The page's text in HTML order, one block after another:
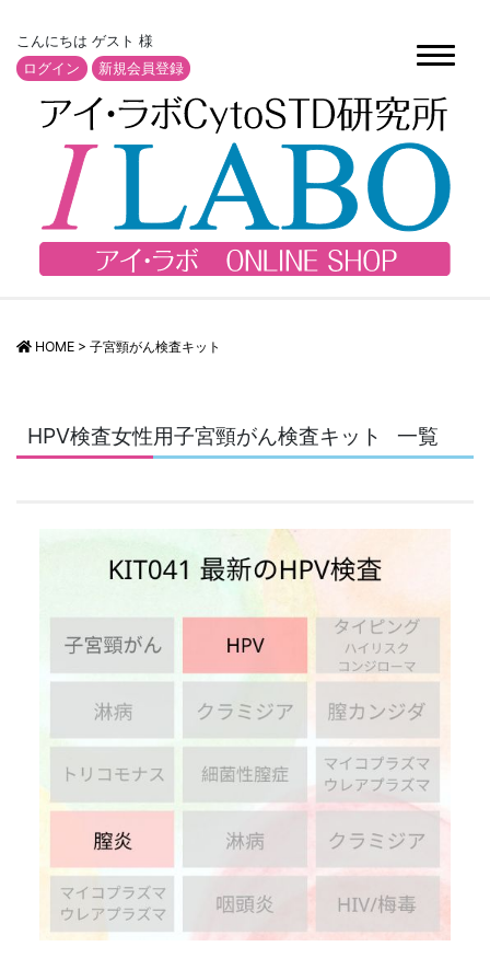
こんにちは ゲスト 様
ログイン
新規会員登録
HOME > 子宮頸がん検査キット
HPV検査女性用子宮頸がん検査キット 一覧